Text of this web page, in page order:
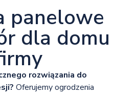
panelowe
dla domu
rozwiązania do
Oferujemy ogrodzenia